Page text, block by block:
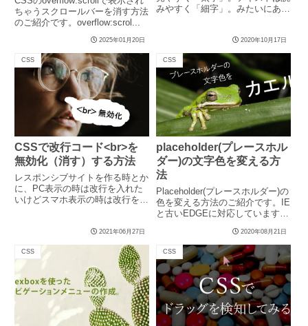
ちゃうスクロールバーを消す方法
のご紹介です。overflow:scrol...
2025年01月20日
みやすく「細字」。みたいにある
2020年10月17日
CSS
CSSで改行コード<br>を
無効化（消す）する方法
レスポンシブサイトを作る時とか
に、PC表示の時は改行を入れた
いけどスマホ表示の時は改行を無
2021年06月27日
CSS
placeholder(プレースホル
ダー)の文字色を変える方
法
Placeholder(プレースホルダー)の
色を変える方法のご紹介です。IE
と古いEDGEに対応しています。
2020年08月21日
CSS CSS